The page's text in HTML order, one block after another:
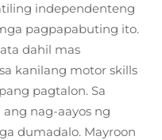
independenteng
pagpapabuting ito.
dahil mas
kanilang motor skills
pagtalon. Sa
nag-aayos ng
dumadalo. Mayroon